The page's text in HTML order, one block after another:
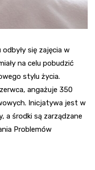
się zajęcia w
na celu pobudzić
stylu życia.
angażuje 350
Inicjatywa jest w
a środki są zarządzane
Problemów